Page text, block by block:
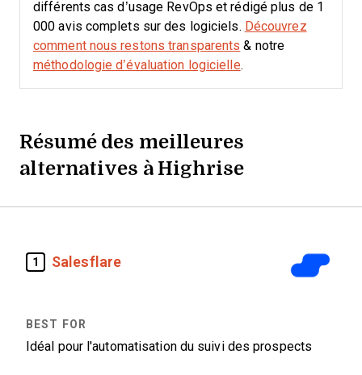
différents cas d’usage RevOps et rédigé plus de 1
000 avis complets sur des logiciels. Découvrez
comment nous restons transparents & notre
méthodologie d’évaluation logicielle.
Résumé des meilleures
alternatives à Highrise
1 Salesflare
Idéal pour l'automatisation du suivi des prospects